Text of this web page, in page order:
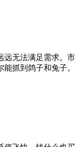
远无法满足需求。市
抓到鸽子和兔子。